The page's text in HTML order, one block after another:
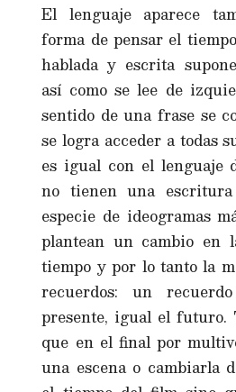
El lenguaje aparece
forma de pensar el
hablada y escrita
así como se lee de
sentido de una frase se
se logra acceder a todas
es igual con el lenguaje
no tienen una
especie de ideogramas
plantean un cambio en
tiempo y por lo tanto la
recuerdos: un
presente, igual el futuro.
que en el final por
una escena o cambiarla